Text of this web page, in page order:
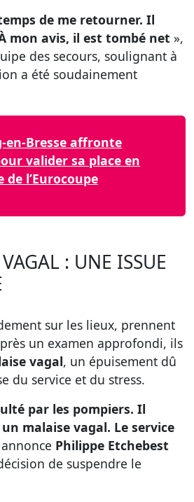
de me retourner. Il
mon avis, il est tombé net »,
des secours, soulignant à
a été soudainement
en-Bresse affronte
valider sa place en
l’Eurocoupe
: UNE ISSUE
sur les lieux, prennent
un examen approfondi, ils
vagal, un épuisement dû
du service et du stress.
par les pompiers. Il
malaise vagal. Le service
Philippe Etchebest
de suspendre le